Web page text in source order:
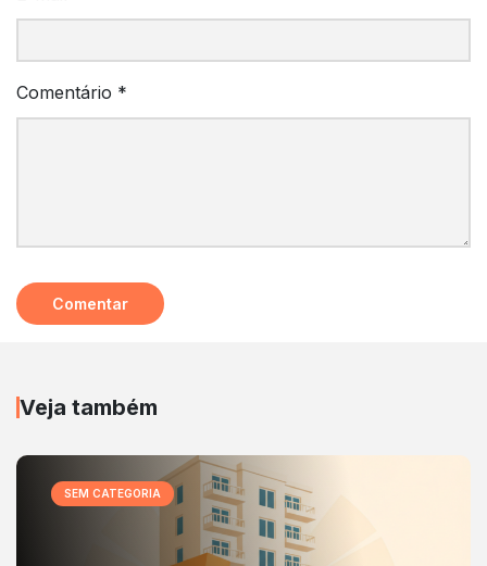
Comentário *
Veja também
SEM CATEGORIA